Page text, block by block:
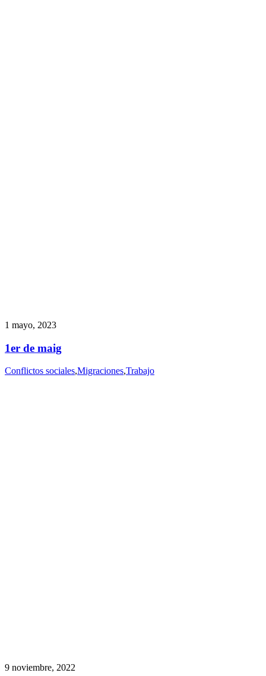
1 mayo, 2023
1er de maig
Conflictos sociales,Migraciones,Trabajo
9 noviembre, 2022